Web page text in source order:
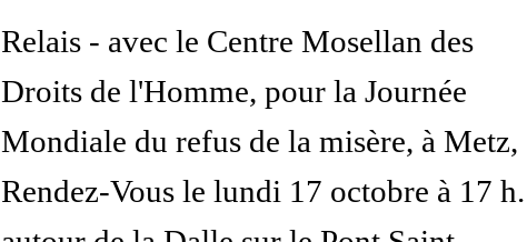
Relais - avec le Centre Mosellan des
Droits de l'Homme, pour la Journée
Mondiale du refus de la misère, à Metz,
Rendez-Vous le lundi 17 octobre à 17 h.